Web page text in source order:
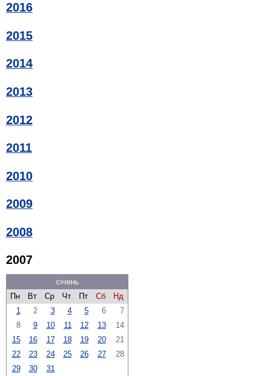
2016
2015
2014
2013
2012
2011
2010
2009
2008
2007
січень
Пн
Вт Ср Чт Пт Сб
Нд
1
2 3 4 5 6
7
8
9 10 11 12 13
14
15
16 17 18 19 20
21
22
23 24 25 26 27
28
29
30 31